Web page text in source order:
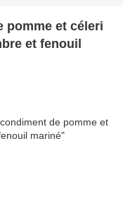
pomme et céleri
et fenouil